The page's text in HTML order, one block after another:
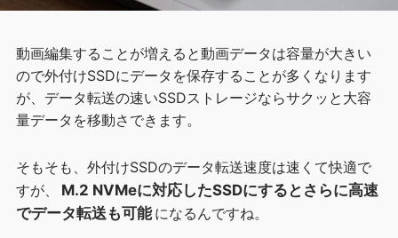
動画編集することが増えると動画データは容量が大きい
ので外付けSSDにデータを保存することが多くなります
が、データ転送の速いSSDストレージならサクッと大容
量データを移動さできます。
そもそも、外付けSSDのデータ転送速度は速くて快適で
すが、
M.2 NVMeに対応したSSDにするとさらに高速
でデータ転送も可能 になるんですね。